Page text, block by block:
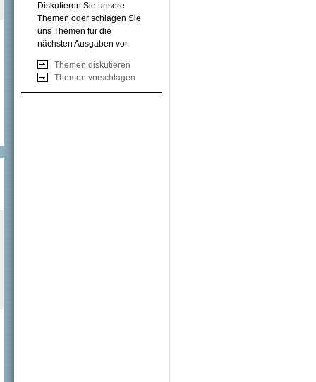
Diskutieren Sie unsere
Themen oder schlagen Sie
uns Themen für die
nächsten Ausgaben vor.
Themen diskutieren
Themen vorschlagen